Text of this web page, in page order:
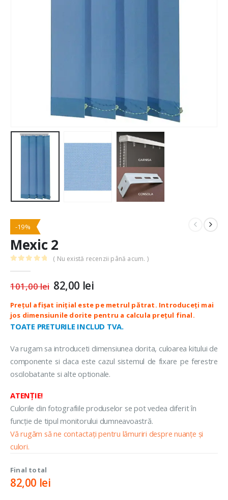
-19%
Mexic 2
( Nu există recenzii până acum. )
101,00lei Prețul
inițial
a
fost:
101,00 lei.
82,00 leiPrețul
este:
82,00 lei.
TOATE PRETURILE INCLUD TVA.
Va rugam sa introduceti dimensiunea dorita, culoarea kitului de
componente si daca este cazul sistemul de fixare pe ferestre
oscilobatante si alte optionale.
ATENȚIE!
Culorile din fotografiile produselor se pot vedea diferit în
funcție de tipul monitorului dumneavoastră.
Vă rugăm să ne contactați pentru lămuriri despre nuanțe și
culori.
Final total
82,00 lei